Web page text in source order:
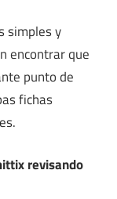
simples y
encontrar que
punto de
fichas
revisando